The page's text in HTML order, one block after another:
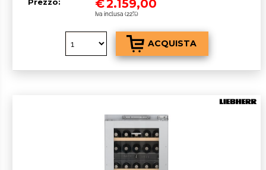
Prezzo: €2.159,00
Iva inclusa (22%)